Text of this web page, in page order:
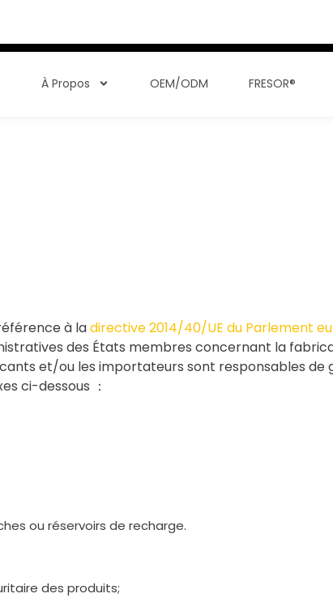
À Propos OEM/ODM FRESOR®
à ladirective 2014/40/UE du Parlement
des États membres concernant la
et/ou les importateurs sont responsables
ci-dessous ：
ou réservoirs de recharge.
des produits;